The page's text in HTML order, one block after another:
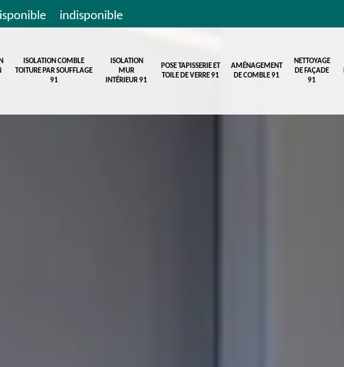
indisponible
ISOLATION COMBLE
TOITURE PAR SOUFFLAGE
91
ISOLATION
MUR
INTÉRIEUR 91
POSE TAPISSERIE ET
TOILE DE VERRE 91
AMÉNAGEMENT
DE COMBLE 91
NETTOYAGE
DE FAÇADE
91